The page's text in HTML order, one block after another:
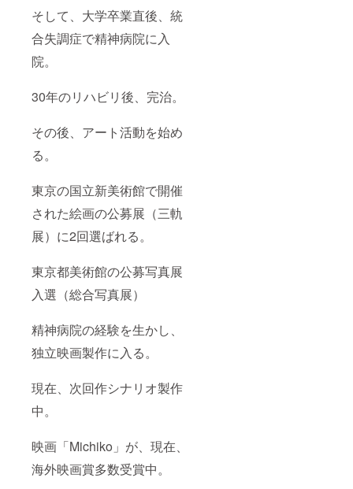
そして、大学卒業直後、統
合失調症で精神病院に入
院。
30年のリハビリ後、完治。
その後、アート活動を始め
る。
東京の国立新美術館で開催
された絵画の公募展（三軌
展）に2回選ばれる。
東京都美術館の公募写真展
入選（総合写真展）
精神病院の経験を生かし、
独立映画製作に入る。
現在、次回作シナリオ製作
中。
映画「Michiko」が、現在、
海外映画賞多数受賞中。